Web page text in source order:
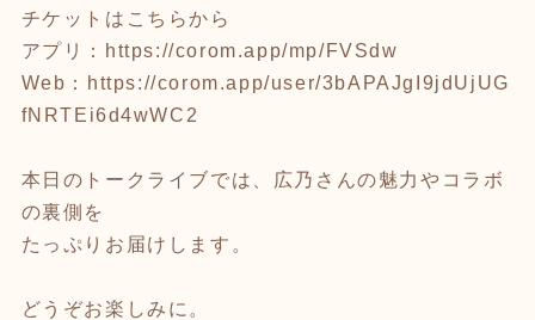
チケットはこちらから
アプリ：
https://corom.app/mp/FVSdw
Web：
https://corom.app/user/3bAPAJgI9jdUjUG
fNRTEi6d4wWC2
本日のトークライブでは、広乃さんの魅力やコラボ
の裏側を
たっぷりお届けします。
どうぞお楽しみに。